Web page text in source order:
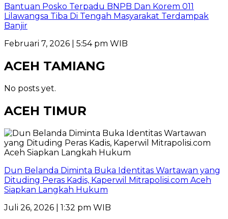
Bantuan Posko Terpadu BNPB Dan Korem 011
Lilawangsa Tiba Di Tengah Masyarakat Terdampak
Banjir
Februari 7, 2026 | 5:54 pm WIB
ACEH TAMIANG
No posts yet.
ACEH TIMUR
Dun Belanda Diminta Buka Identitas Wartawan yang
Dituding Peras Kadis, Kaperwil Mitrapolisi.com Aceh
Siapkan Langkah Hukum
Juli 26, 2026 | 1:32 pm WIB